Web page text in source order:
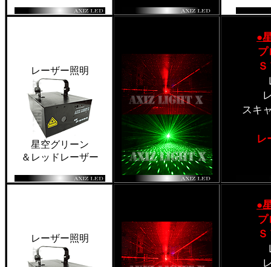
レーザー照明
星空グリーン
＆レッドレーザー
●
プ
スキ
レ
レーザー照明
●
プ